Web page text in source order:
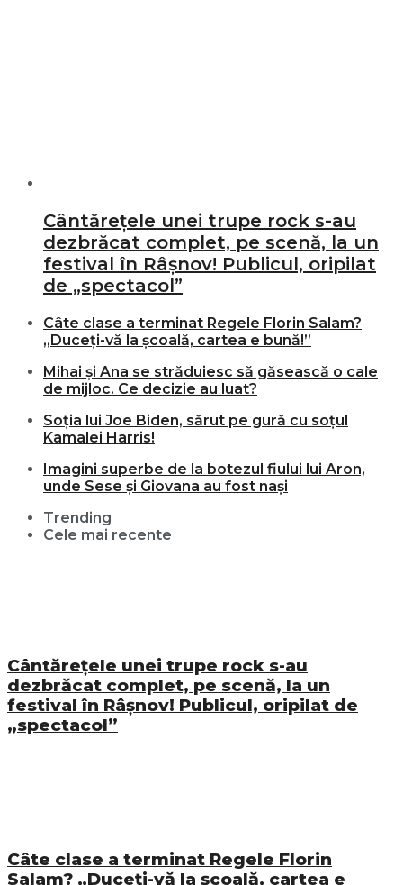
Cântărețele unei trupe rock s-au
dezbrăcat complet, pe scenă, la un
festival în Râșnov! Publicul, oripilat
de „spectacol”
Câte clase a terminat Regele Florin Salam?
„Duceți-vă la școală, cartea e bună!”
Mihai și Ana se străduiesc să găsească o cale
de mijloc. Ce decizie au luat?
Soția lui Joe Biden, sărut pe gură cu soțul
Kamalei Harris!
Imagini superbe de la botezul fiului lui Aron,
unde Sese și Giovana au fost nași
Trending
Cele mai recente
Cântărețele unei trupe rock s-au
dezbrăcat complet, pe scenă, la un
festival în Râșnov! Publicul, oripilat de
„spectacol”
Câte clase a terminat Regele Florin
Salam? „Duceți-vă la școală, cartea e